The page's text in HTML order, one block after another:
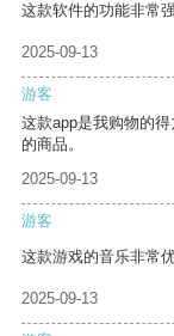
这款软件的功能非常
2025-09-13
游客
这款app是我购物的
的商品。
2025-09-13
游客
这款游戏的音乐非常
2025-09-13